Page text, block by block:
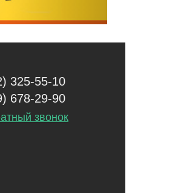
325-55-10
678-29-90
звонок